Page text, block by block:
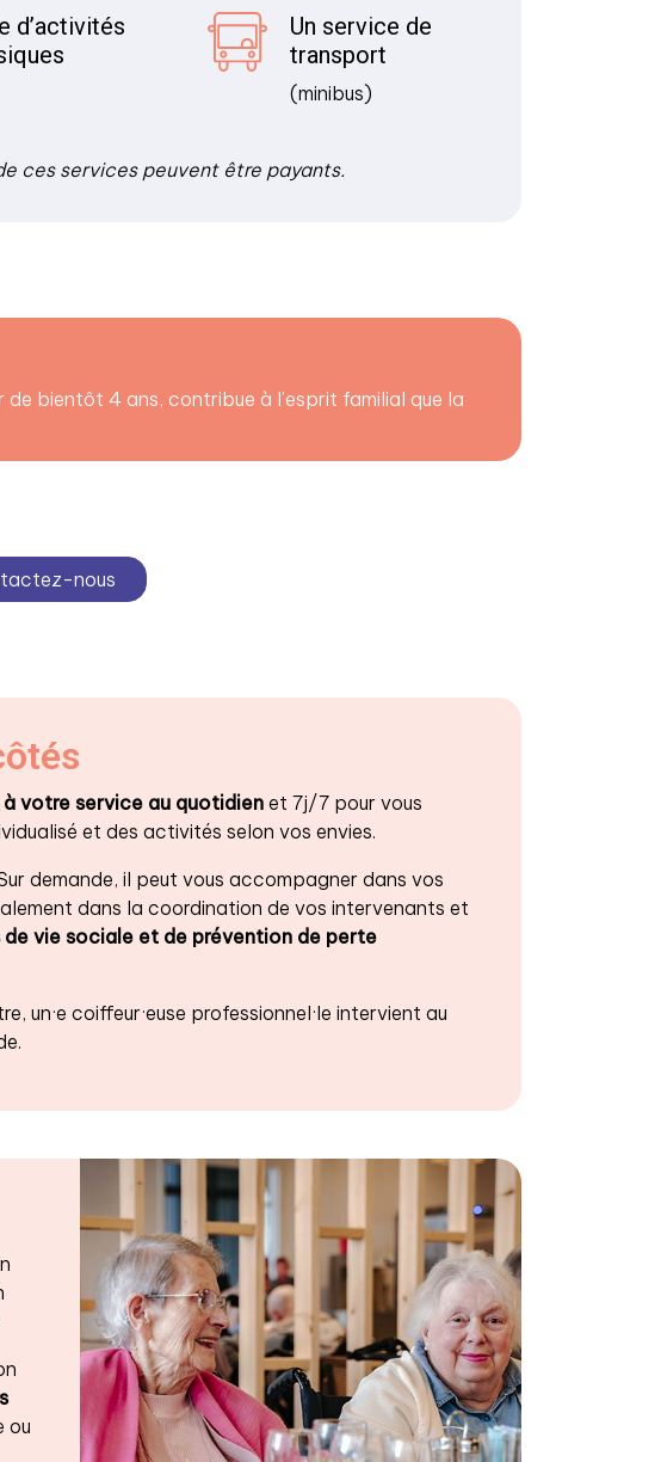
d’activités
Un service de
transport
(minibus)
ces services peuvent être payants.
bientôt 4 ans, contribue à l’esprit familial que la
nous
à votre service au quotidienet 7j/7 pour vous
et des activités selon vos envies.
demande, il peut vous accompagner dans vos
dans la coordination de vos intervenants et
vie sociale et de prévention de perte
un·e coiffeur·euse professionnel·le intervient au
ou